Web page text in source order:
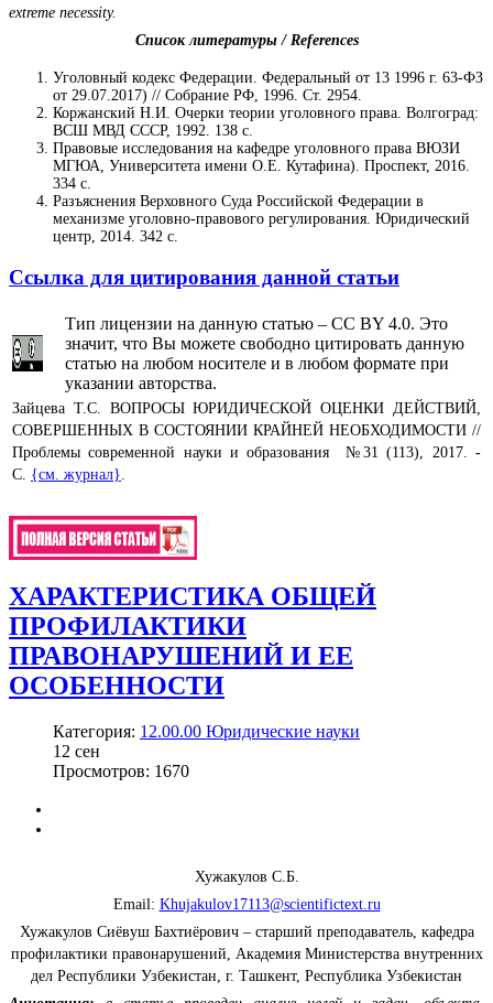
extreme necessity.
Список литературы / References
Уголовный кодекс Федерации. Федеральный от 13 1996 г. 63-ФЗ
от 29.07.2017) // Собрание РФ, 1996. Ст. 2954.
Коржанский Н.И. Очерки теории уголовного права. Волгоград:
ВСШ МВД СССР, 1992. 138 с.
Правовые исследования на кафедре уголовного права ВЮЗИ
МГЮА, Университета имени О.Е. Кутафина). Проспект, 2016.
334 с.
Разъяснения Верховного Суда Российской Федерации в
механизме уголовно-правового регулирования. Юридический
центр, 2014. 342 с.
Ссылка для цитирования данной статьи
Тип лицензии на данную статью – CC BY 4.0. Это
значит, что Вы можете свободно цитировать данную
статью на любом носителе и в любом формате при
указании авторства.
Зайцева Т.С. ВОПРОСЫ ЮРИДИЧЕСКОЙ ОЦЕНКИ ДЕЙСТВИЙ,
СОВЕРШЕННЫХ В СОСТОЯНИИ КРАЙНЕЙ НЕОБХОДИМОСТИ //
Проблемы современной науки и образования №31 (113), 2017. -
С. {см. журнал}
ХАРАКТЕРИСТИКА ОБЩЕЙ
ПРОФИЛАКТИКИ
ПРАВОНАРУШЕНИЙ И ЕЕ
ОСОБЕННОСТИ
Категория: 12.00.00 Юридические науки
12 сен
Просмотров: 1670
Хужакулов С.Б.
Email: Khujakulov17113@scientifictext.ru
Хужакулов Сиёвуш Бахтиёрович – старший преподаватель, кафедра
профилактики правонарушений, Академия Министерства внутренних
дел Республики Узбекистан, г. Ташкент, Республика Узбекистан